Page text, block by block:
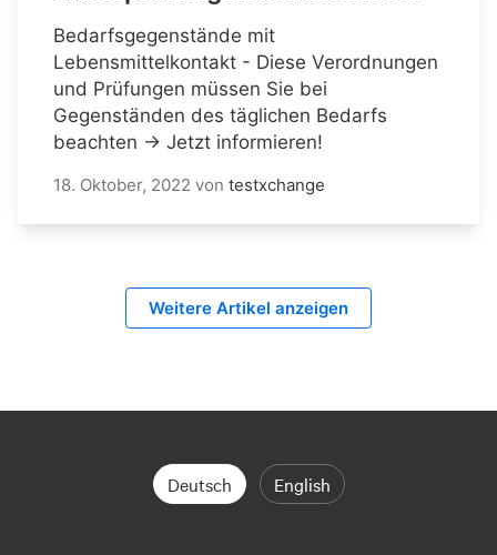
Bedarfsgegenstände mit
Lebensmittelkontakt - Diese Verordnungen
und Prüfungen müssen Sie bei
Gegenständen des täglichen Bedarfs
beachten → Jetzt informieren!
18. Oktober, 2022 von testxchange
Weitere Artikel anzeigen
Deutsch English